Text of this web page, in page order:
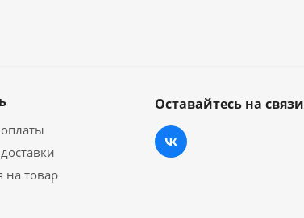
на товар
Оставайтесь на связи